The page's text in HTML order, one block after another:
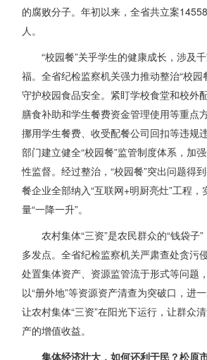
的腐败分子。年初以来，全省共立案
人。
“校园餐”关乎学生的健康成长，涉及
福。全省纪检监察机关强力推动整治“校园
守护校园食品安全。紧盯学校食堂和校外
膳食补助和学生餐费资金管理使用等重点
挪用学生餐费、收受配餐公司回扣等违规
部门建立健全“校园餐”监管制度体系，加
性监督。经过整治，“校园餐”突出问题得
餐企业全部纳入“互联网+明厨亮灶”工程，
量“一降一升”。
农村集体“三资”是农民群众的“钱袋子
多发点。全省纪检监察机关严肃查处贪污
处置集体资产、资源监管流于形式等问题
以“册外地”等资源资产清查为突破口，进
让农村集体“三资”在阳光下运行，让群众
产的增值收益。
集体经济壮大，如何还利于民？松原